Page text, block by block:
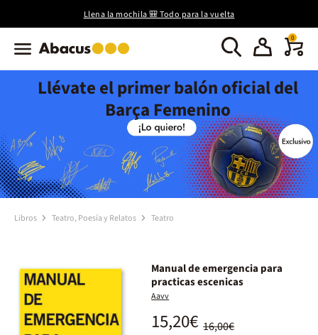
Llena la mochila 🎒 Todo para la vuelta
0
Llévate el primer balón oficial del
Barça Femenino
Libros Teatro, Poesía y Relatos Teatro
Manual de emergencia para
practicas escenicas
Aavv
16,00€
15,20€